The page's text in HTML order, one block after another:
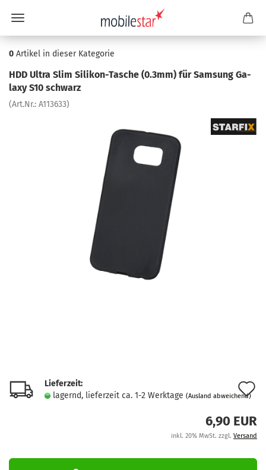
0 Artikel in dieser Kategorie
HDD Ultra Slim Silikon-​Tasche (0.3mm) für Sam­sung Ga­
la­xy S10 schwarz
(Art.Nr.: A113633)
Lieferzeit:
lagernd, lieferzeit ca. 1-2 Werktage (Ausland abweichend)
6,90 EUR
inkl. 20% MwSt. zzgl. Versand